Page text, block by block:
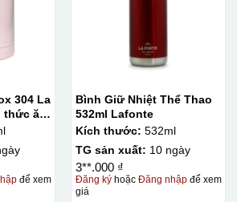
304 La
để xem
Bình Giữ Nhiệt Thể Thao
532ml Lafonte
Kích thước: 532ml
TG sản xuất: 10 ngày
3**.000 ₫
Đăng ký hoặcĐăng nhập để xem
giá